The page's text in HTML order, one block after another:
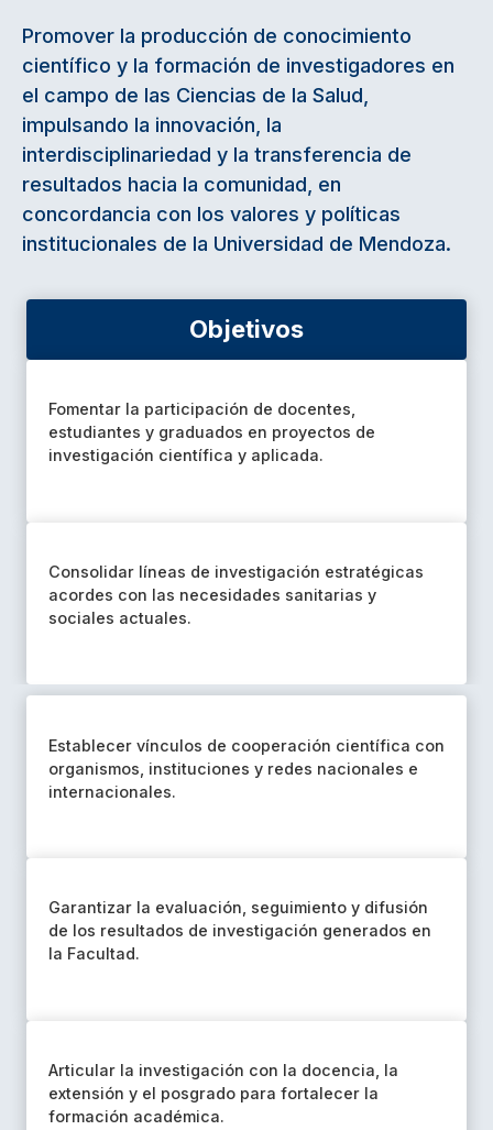
Promover la producción de conocimiento
científico y la formación de investigadores en
el campo de las Ciencias de la Salud,
impulsando la innovación, la
interdisciplinariedad y la transferencia de
resultados hacia la comunidad, en
concordancia con los valores y políticas
institucionales de la Universidad de Mendoza.
Objetivos
Fomentar la participación de docentes,
estudiantes y graduados en proyectos de
investigación científica y aplicada.
Consolidar líneas de investigación estratégicas
acordes con las necesidades sanitarias y
sociales actuales.
Establecer vínculos de cooperación científica con
organismos, instituciones y redes nacionales e
internacionales.
Garantizar la evaluación, seguimiento y difusión
de los resultados de investigación generados en
la Facultad.
Articular la investigación con la docencia, la
extensión y el posgrado para fortalecer la
formación académica.